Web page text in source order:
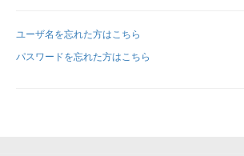
新規登録
ユーザ名を忘れた方はこちら
パスワードを忘れた方はこちら